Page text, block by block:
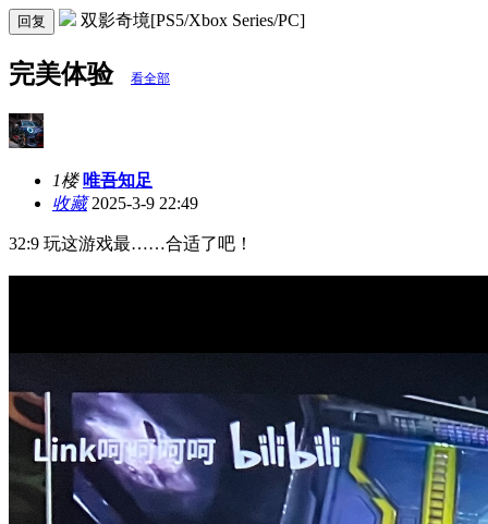
回复 双影奇境[PS5/Xbox Series/PC]
完美体验 看全部
1楼 唯吾知足
收藏2025-3-9 22:49
32:9 玩这游戏最……合适了吧！